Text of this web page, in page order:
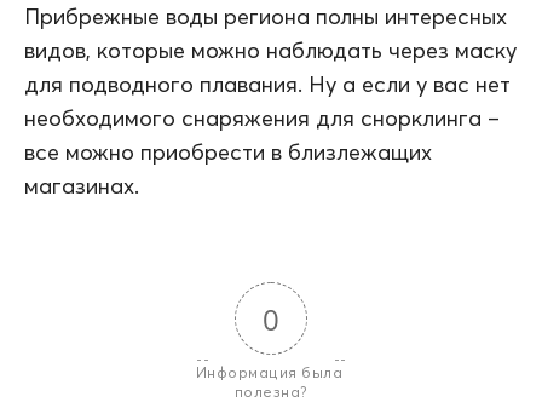
Прибрежные воды региона полны интересных
видов, которые можно наблюдать через маску
для подводного плавания. Ну а если у вас нет
необходимого снаряжения для снорклинга –
все можно приобрести в близлежащих
магазинах.
0
Информация была
полезна?